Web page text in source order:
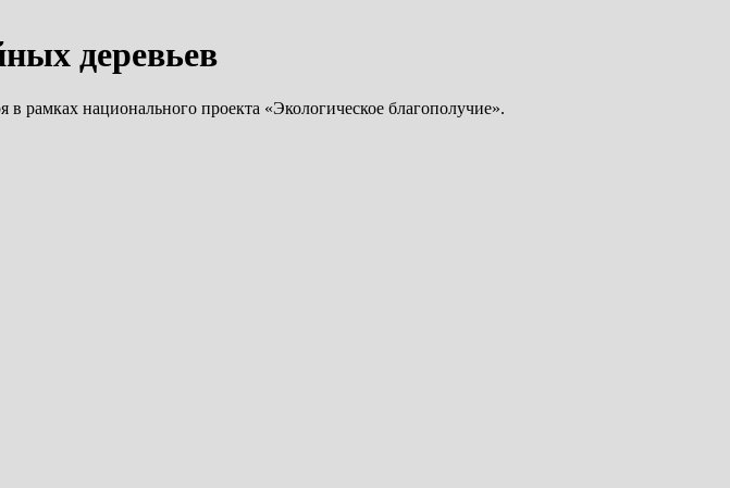
деревьев
рамках национального проекта «Экологическое благополучие».